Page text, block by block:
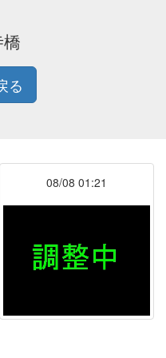
る
08/08 01:21